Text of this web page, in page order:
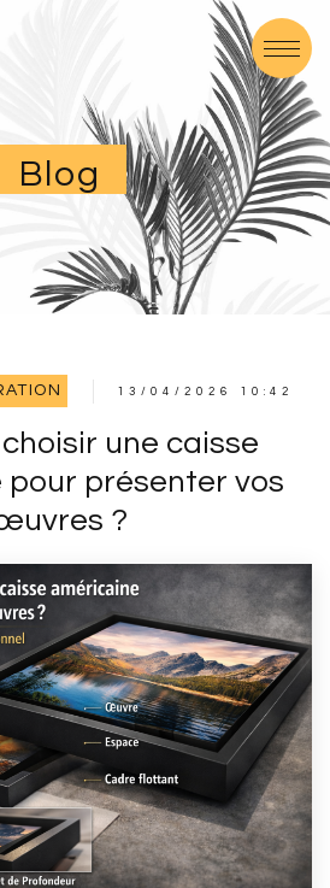
Blog
13/04/2026 10:42
une caisse
présenter vos
?